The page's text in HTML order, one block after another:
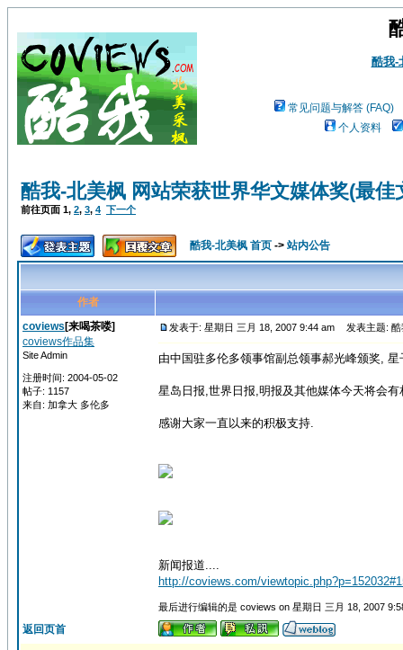
酷我-
常见问题与解答 (FAQ)
个人资料
酷我-北美枫 网站荣获世界华文媒体奖(最佳
前往页面 1, 2, 3, 4 下一个
酷我-北美枫 首页 -> 站内公告
作者
coviews [来喝茶喽]
coviews作品集
Site Admin
注册时间: 2004-05-02
帖子: 1157
来自: 加拿大 多伦多
发表于: 星期日 三月 18, 2007 9:44 am 发表主题: 酷
由中国驻多伦多领事馆副总领事郝光峰颁奖,
星岛日报,世界日报,明报及其他媒体今天将会
感谢大家一直以来的积极支持.
新闻报道....
http://coviews.com/
最后进行编辑的是 coviews on 星期日 三月 18, 2007
返回页首